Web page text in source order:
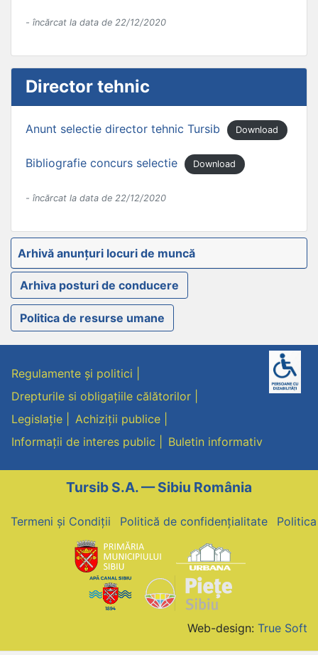
- încărcat la data de 22/12/2020
Director tehnic
Anunt selectie director tehnic Tursib Download
Bibliografie concurs selectie Download
- încărcat la data de 22/12/2020
Arhivă anunțuri locuri de muncă
Arhiva posturi de conducere
Politica de resurse umane
Regulamente și politici
Drepturile si obligațiile călătorilor
Legislație
Achiziții publice
Informații de interes public
Buletin informativ
Tursib S.A. — Sibiu România
Termeni și Condiții Politică de confidențialitate
Web-design: True Soft